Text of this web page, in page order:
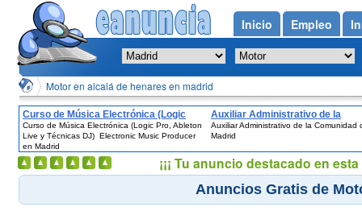
Motor en alcalá de henares en madrid
Curso de Música Electrónica (Logic
Pro, Ableton Live y Técnicas DJ) 
Electronic Music Producer en Madrid
Curso de Música Electrónica (Logic Pro, Ableton
Live y Técnicas DJ)  Electronic Music Producer
en Madrid
Auxiliar Administrativo de la
Comunidad de Madrid
Auxiliar Administrativo de la Comunidad
Madrid
Anuncios Gratis de
Inicio Empleo
¡¡¡ Tu anuncio destacado en